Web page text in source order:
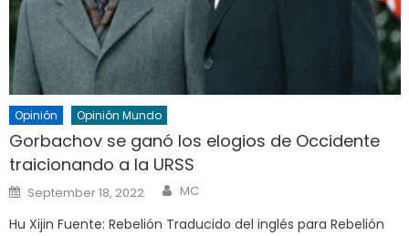
Opinión Opinión Mundo
Gorbachov se ganó los elogios de Occidente
traicionando a la URSS
Posted
on
September 18, 2022 Author
MC
Hu Xijin Fuente: Rebelión Traducido del inglés para Rebelión